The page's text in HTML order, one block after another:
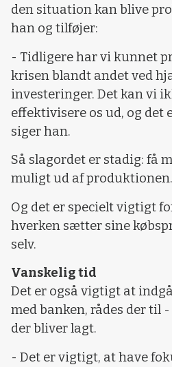
den situation kan blive
han og tilføjer:
- Tidligere har vi kunnet
krisen blandt andet ved
investeringer. Det kan vi
effektivisere os ud, og det
siger han.
Så slagordet er stadig: få
muligt ud af produktionen.
Og det er specielt vigtigt
hverken sætter sine
selv.
Vanskelig tid
Det er også vigtigt at
med banken, rådes der til
der bliver lagt.
- Det er vigtigt, at have